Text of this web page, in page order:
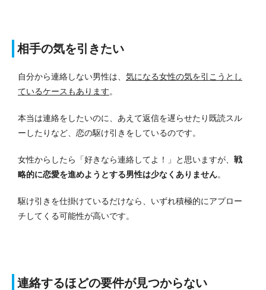
相手の気を引きたい
自分から連絡しない男性は、 気になる女性の気を引こうとし
ているケースもあります。
本当は連絡をしたいのに、あえて返信を遅らせたり既読スル
ーしたりなど、恋の駆け引きをしているのです。
女性からしたら「好きなら連絡してよ！」と思いますが、 戦
略的に恋愛を進めようとする男性は少なくありません。
駆け引きを仕掛けているだけなら、いずれ積極的にアプロー
チしてくる可能性が高いです。
連絡するほどの要件が見つからない